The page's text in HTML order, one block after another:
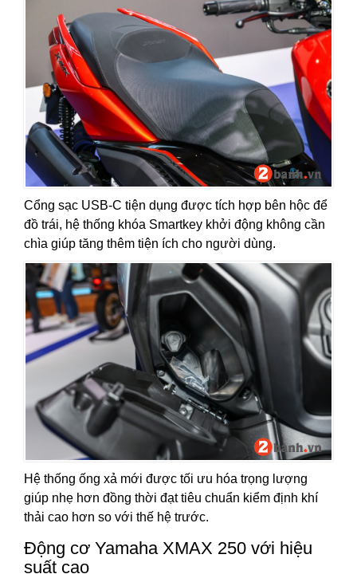
Cổng sạc USB-C tiện dụng được tích hợp bên hộc để
đồ trái, hệ thống khóa Smartkey khởi động không cần
chìa giúp tăng thêm tiện ích cho người dùng.
Hệ thống ống xả mới được tối ưu hóa trọng lượng
giúp nhẹ hơn đồng thời đạt tiêu chuẩn kiểm định khí
thải cao hơn so với thế hệ trước.
Động cơ Yamaha XMAX 250 với hiệu
suất cao